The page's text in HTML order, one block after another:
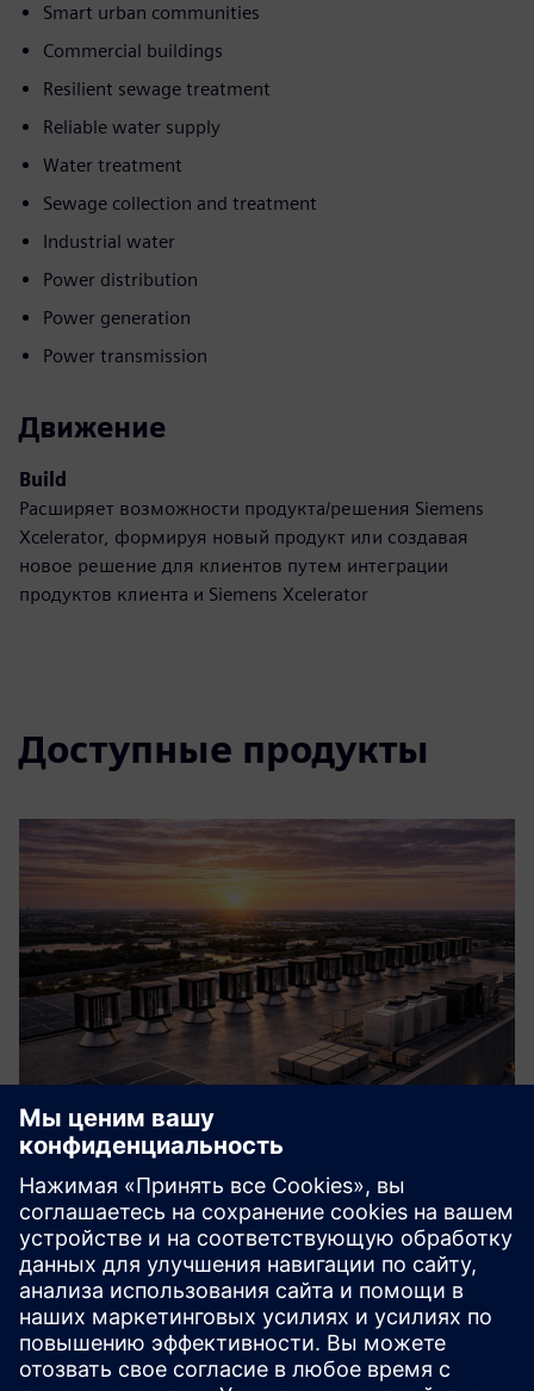
Smart urban communities
Commercial buildings
Resilient sewage treatment
Reliable water supply
Water treatment
Sewage collection and treatment
Industrial water
Power distribution
Power generation
Power transmission
Движение
Build
Расширяет возможности продукта/решения Siemens
Xcelerator, формируя новый продукт или создавая
новое решение для клиентов путем интеграции
продуктов клиента и Siemens Xcelerator
Доступные продукты
Hover Microgrid Solution
A self-sufficient, local energy system that integrates wind,
solar, storage and smart controls to generate resilient
onsite power, reduce reliance on the central grid, and
ensure clean, continuous electricity for your site.